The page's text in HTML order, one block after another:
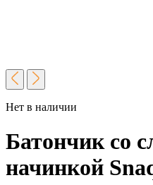
Нет в наличии
Батончик со
начинкой